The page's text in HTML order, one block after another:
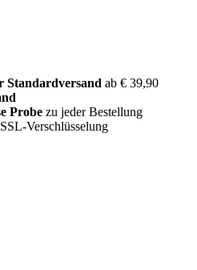
Standardversand ab € 39,90
Probe zu jeder Bestellung
Verschlüsselung